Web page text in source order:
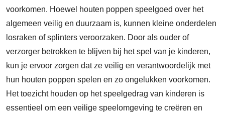
voorkomen. Hoewel houten poppen speelgoed over het
algemeen veilig en duurzaam is, kunnen kleine onderdelen
losraken of splinters veroorzaken. Door als ouder of
verzorger betrokken te blijven bij het spel van je kinderen,
kun je ervoor zorgen dat ze veilig en verantwoordelijk met
hun houten poppen spelen en zo ongelukken voorkomen.
Het toezicht houden op het speelgedrag van kinderen is
essentieel om een veilige speelomgeving te creëren en